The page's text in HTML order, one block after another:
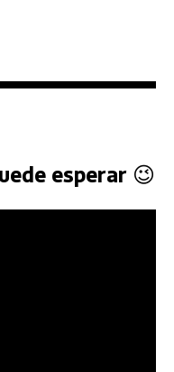
esperar 😉